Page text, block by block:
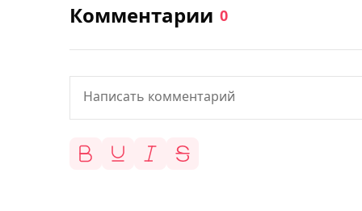
Комментарии 0